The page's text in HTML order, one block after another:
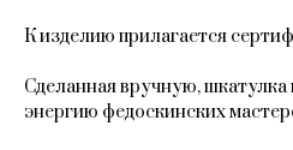
К изделию прилагается
Сделанная вручную,
энергию федоскинских